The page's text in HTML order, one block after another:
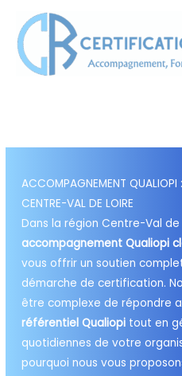
contenu
ACCOMPAGNEMENT QUALIOPI
CENTRE-VAL DE LOIRE
Dans la région Centre-Val de
accompagnement Qualiopi
vous offrir un soutien
démarche de certification.
être complexe de répondre
référentiel Qualiopi tout en
quotidiennes de votre
pourquoi nous vous